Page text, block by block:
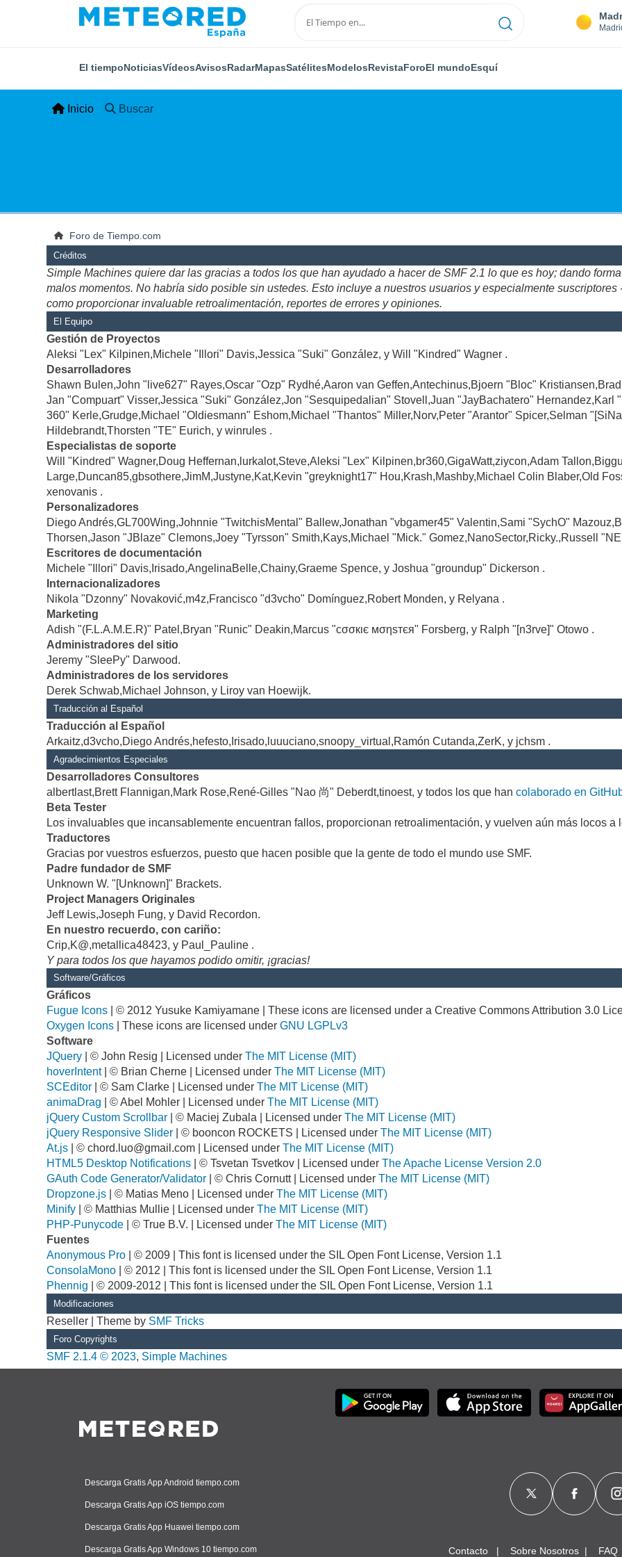
El tiempoNoticiasVídeosAvisosRadarMapasSatélitesModelosRevistaForoEl mundoEsquí
Inicio Buscar
Foro de Tiempo.com
Créditos
Simple Machines quiere dar las gracias a todos los que han ayudado a hacer de SMF 2.1 lo que es hoy; dando
malos momentos. No habría sido posible sin ustedes. Esto incluye a nuestros usuarios y especialmente
como proporcionar invaluable retroalimentación, reportes de errores y opiniones.
El Equipo
Gestión de Proyectos
Aleksi "Lex" Kilpinen,Michele "Illori" Davis,Jessica "Suki" González, y Will "Kindred" Wagner .
Desarrolladores
Shawn Bulen,John "live627" Rayes,Oscar "Ozp" Rydhé,Aaron van Geffen,Antechinus,Bjoern "Bloc"
Jan "Compuart" Visser,Jessica "Suki" González,Jon "Sesquipedalian" Stovell,Juan "JayBachatero"
360" Kerle,Grudge,Michael "Oldiesmann" Eshom,Michael "Thantos" Miller,Norv,Peter "Arantor" Spicer,Selman
Hildebrandt,Thorsten "TE" Eurich, y winrules .
Especialistas de soporte
Will "Kindred" Wagner,Doug Heffernan,lurkalot,Steve,Aleksi "Lex" Kilpinen,br360,GigaWatt,ziycon,Adam
Large,Duncan85,gbsothere,JimM,Justyne,Kat,Kevin "greyknight17" Hou,Krash,Mashby,Michael Colin Blaber,Old
xenovanis .
Personalizadores
Diego Andrés,GL700Wing,Johnnie "TwitchisMental" Ballew,Jonathan "vbgamer45" Valentin,Sami "SychO"
Thorsen,Jason "JBlaze" Clemons,Joey "Tyrsson" Smith,Kays,Michael "Mick." Gomez,NanoSector,Ricky.,Russell
Escritores de documentación
Michele "Illori" Davis,Irisado,AngelinaBelle,Chainy,Graeme Spence, y Joshua "groundup" Dickerson .
Internacionalizadores
Nikola "Dzonny" Novaković,m4z,Francisco "d3vcho" Domínguez,Robert Monden, y Relyana .
Marketing
Adish "(F.L.A.M.E.R)" Patel,Bryan "Runic" Deakin,Marcus "cσσкιє мσηѕтєя" Forsberg, y Ralph "[n3rve]" Otowo .
Administradores del sitio
Jeremy "SleePy" Darwood.
Administradores de los servidores
Derek Schwab,Michael Johnson, y Liroy van Hoewijk.
Traducción al Español
Traducción al Español
Arkaitz,d3vcho,Diego Andrés,hefesto,Irisado,luuuciano,snoopy_virtual,Ramón Cutanda,ZerK, y jchsm .
Agradecimientos Especiales
Desarrolladores Consultores
albertlast,Brett Flannigan,Mark Rose,René-Gilles "Nao 尚" Deberdt,tinoest, y todos los que hancolaborado en
Beta Tester
Los invaluables que incansablemente encuentran fallos, proporcionan retroalimentación, y vuelven aún más locos a
Traductores
Gracias por vuestros esfuerzos, puesto que hacen posible que la gente de todo el mundo use SMF.
Padre fundador de SMF
Unknown W. "[Unknown]" Brackets.
Project Managers Originales
Jeff Lewis,Joseph Fung, y David Recordon.
En nuestro recuerdo, con cariño:
Crip,K@,metallica48423, y Paul_Pauline .
Y para todos los que hayamos podido omitir, ¡gracias!
Software/Gráficos
Gráficos
Fugue Icons | © 2012 Yusuke Kamiyamane | These icons are licensed under a Creative Commons Attribution 3.0
Oxygen Icons | These icons are licensed underGNU LGPLv3
Software
JQuery | © John Resig | Licensed underThe MIT License (MIT)
hoverIntent| © Brian Cherne | Licensed underThe MIT License (MIT)
SCEditor | © Sam Clarke | Licensed underThe MIT License (MIT)
animaDrag | © Abel Mohler | Licensed underThe MIT License (MIT)
jQuery Custom Scrollbar | © Maciej Zubala | Licensed underThe MIT License (MIT)
jQuery Responsive Slider | © booncon ROCKETS | Licensed underThe MIT License (MIT)
At.js | ©chord.luo@gmail.com | Licensed underThe MIT License (MIT)
HTML5 Desktop Notifications | © Tsvetan Tsvetkov | Licensed underThe Apache License Version 2.0
GAuth Code Generator/Validator | © Chris Cornutt | Licensed underThe MIT License (MIT)
Dropzone.js | © Matias Meno | Licensed underThe MIT License (MIT)
Minify | © Matthias Mullie | Licensed underThe MIT License (MIT)
PHP-Punycode | © True B.V. | Licensed underThe MIT License (MIT)
Fuentes
Anonymous Pro | © 2009 | This font is licensed under the SIL Open Font License, Version 1.1
ConsolaMono | © 2012 | This font is licensed under the SIL Open Font License, Version 1.1
Phennig | © 2009-2012 | This font is licensed under the SIL Open Font License, Version 1.1
Modificaciones
Reseller | Theme by SMF Tricks
Foro Copyrights
SMF 2.1.4 © 2023, Simple Machines
Descarga Gratis App Android tiempo.com
Descarga Gratis App iOS tiempo.com
Descarga Gratis App Huawei tiempo.com
Descarga Gratis App Windows 10 tiempo.com Contacto Sobre Nosotros FAQ